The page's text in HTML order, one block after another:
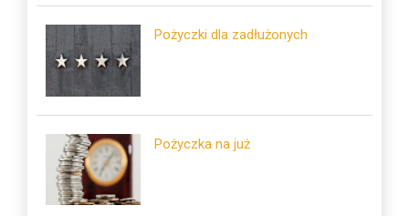
Pożyczki dla zadłużonych
Pożyczka na już